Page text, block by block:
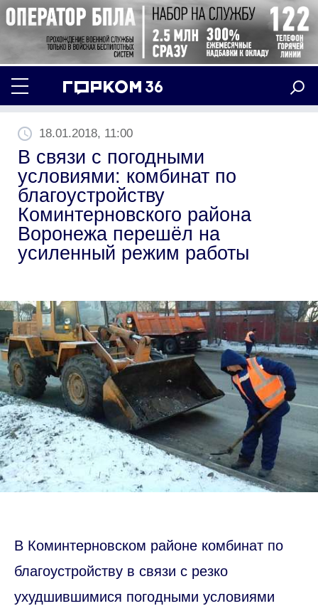
18.01.2018, 11:00
В связи с погодными
условиями: комбинат по
благоустройству
Коминтерновского района
Воронежа перешёл на
усиленный режим работы
В Коминтерновском районе комбинат по
благоустройству в связи с резко
ухудшившимися погодными условиями